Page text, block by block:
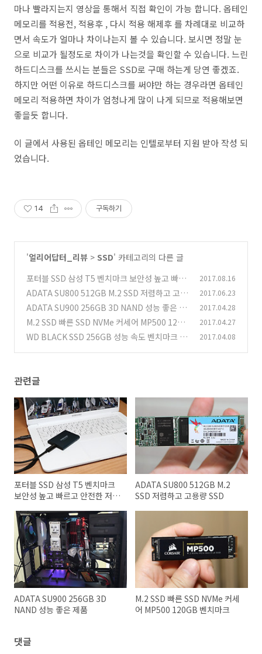
마나 빨라지는지 영상을 통해서 직접 확인이 가능 합니다. 옵테인
메모리를 적용전, 적용후 , 다시 적용 해제후 를 차례대로 비교하
면서 속도가 얼마나 차이나는지 볼 수 있습니다. 보시면 정말 눈
으로 비교가 될정도로 차이가 나는것을 확인할 수 있습니다. 느린
하드디스크를 쓰시는 분들은 SSD로 구매 하는게 당연 좋겠죠.
하지만 어떤 이유로 하드디스크를 써야만 하는 경우라면 옵테인
메모리 적용하면 차이가 엄청나게 많이 나게 되므로 적용해보면
좋을듯 합니다.
이 글에서 사용된 옵테인 메모리는 인텔로부터 지원 받아 작성 되
었습니다.
14 구독하기
'얼리어답터_리뷰 > SSD' 카테고리의 다른 글
포터블 SSD 삼성 T5 벤치마크 보안성 높고 빠르
고 안전한 저장장치
(5)
2017.08.16
ADATA SU800 512GB M.2 SSD 저렴하고 고용
량 SSD
(1)
2017.06.23
ADATA SU900 256GB 3D NAND 성능 좋은 제
품
(6)
2017.04.28
M.2 SSD 빠른 SSD NVMe 커세어 MP500 120G
B 벤치마크
(7)
2017.04.27
WD BLACK SSD 256GB 성능 속도 벤치마크 알
2017.04.08
관련글
포터블 SSD 삼성 T5 벤치마크
보안성 높고 빠르고 안전한 저장
ADATA SU800 512GB M.2
SSD 저렴하고 고용량 SSD
ADATA SU900 256GB 3D
NAND 성능 좋은 제품
M.2 SSD 빠른 SSD NVMe 커세
어 MP500 120GB 벤치마크
댓글